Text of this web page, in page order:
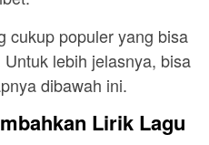
cukup populer yang bisa
lebih jelasnya, bisa
dibawah ini.
Lirik Lagu